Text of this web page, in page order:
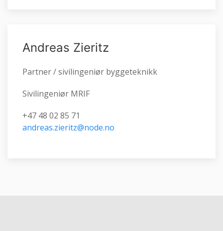
Andreas Zieritz
Partner / sivilingeniør byggeteknikk
Sivilingeniør MRIF
+47 48 02 85 71
andreas.zieritz@node.no